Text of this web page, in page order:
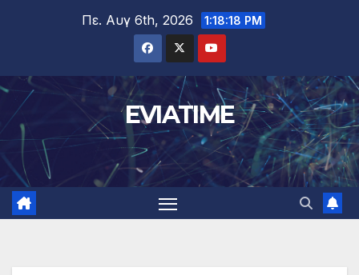
Πε. Αυγ 6th, 2026 1:18:19 PM
EVIATIME